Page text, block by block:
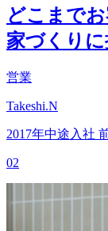
どこまで
家づくり
営業
Takeshi.N
2017年中途入社
02